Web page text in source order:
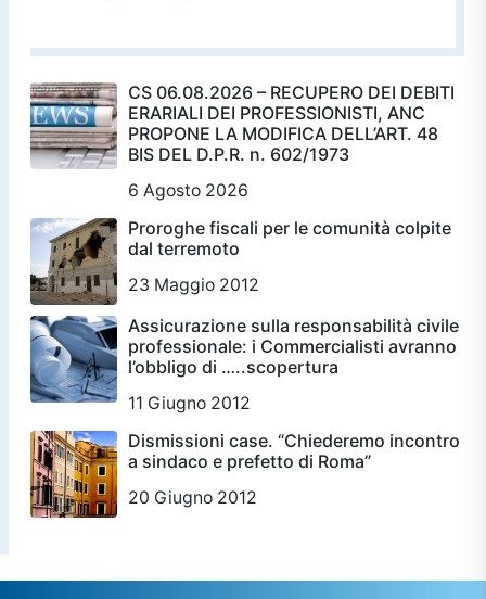
CS 06.08.2026 – RECUPERO DEI DEBITI
ERARIALI DEI PROFESSIONISTI, ANC
PROPONE LA MODIFICA DELL’ART. 48
BIS DEL D.P.R. n. 602/1973
6 Agosto 2026
Proroghe fiscali per le comunità colpite
dal terremoto
23 Maggio 2012
Assicurazione sulla responsabilità civile
professionale: i Commercialisti avranno
l’obbligo di …..scopertura
11 Giugno 2012
Dismissioni case. “Chiederemo incontro
a sindaco e prefetto di Roma”
20 Giugno 2012